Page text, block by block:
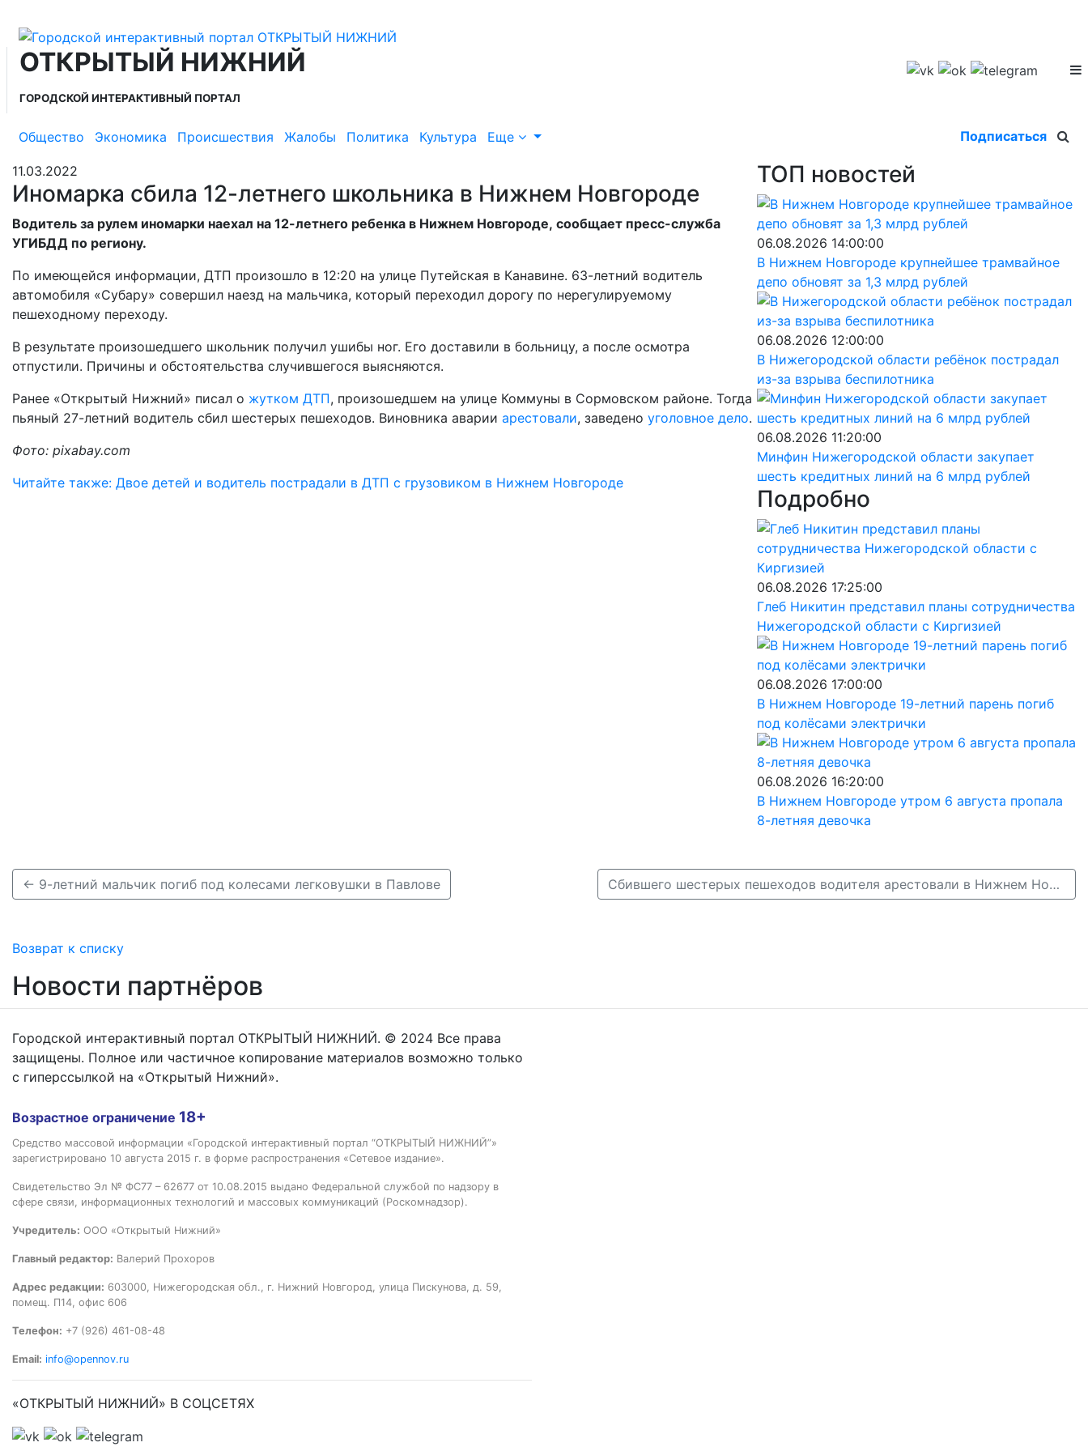
ОТКРЫТЫЙ НИЖНИЙ
ГОРОДСКОЙ ИНТЕРАКТИВНЫЙ ПОРТАЛ
Общество Экономика Происшествия Жалобы Политика Культура Еще Подписаться
11.03.2022
Иномарка сбила 12-летнего школьника в Нижнем Новгороде
Водитель за рулем иномарки наехал на 12-летнего ребенка в Нижнем Новгороде, сообщает пресс-служба
УГИБДД по региону.
По имеющейся информации, ДТП произошло в 12:20 на улице Путейская в Канавине. 63-летний водитель
автомобиля «Субару» совершил наезд на мальчика, который переходил дорогу по нерегулируемому
пешеходному переходу.
В результате произошедшего школьник получил ушибы ног. Его доставили в больницу, а после осмотра
отпустили. Причины и обстоятельства случившегося выясняются.
Ранее «Открытый Нижний» писал о жутком ДТП, произошедшем на улице Коммуны в Сормовском районе. Тогда
пьяный 27-летний водитель сбил шестерых пешеходов. Виновника аварии арестовали, заведено уголовное дело.
Фото: pixabay.com
Читайте также: Двое детей и водитель пострадали в ДТП с грузовиком в Нижнем Новгороде
ТОП новостей
06.08.2026 14:00:00
В Нижнем Новгороде крупнейшее трамвайное
депо обновят за 1,3 млрд рублей
06.08.2026 12:00:00
В Нижегородской области ребёнок пострадал
из-за взрыва беспилотника
06.08.2026 11:20:00
Минфин Нижегородской области закупает
шесть кредитных линий на 6 млрд рублей
Подробно
06.08.2026 17:25:00
Глеб Никитин представил планы сотрудничества
Нижегородской области с Киргизией
06.08.2026 17:00:00
В Нижнем Новгороде 19-летний парень погиб
под колёсами электрички
06.08.2026 16:20:00
В Нижнем Новгороде утром 6 августа пропала
8-летняя девочка
← 9-летний мальчик погиб под колесами легковушки в Павлове Сбившего шестерых пешеходов водителя арестовали в Нижнем Новгороде →
Возврат к списку
Новости партнёров
Городской интерактивный портал ОТКРЫТЫЙ НИЖНИЙ. © 2024 Все права
защищены. Полное или частичное копирование материалов возможно только
с гиперссылкой на «Открытый Нижний».
Возрастное ограничение 18+
Средство массовой информации «Городской интерактивный портал “ОТКРЫТЫЙ НИЖНИЙ”»
зарегистрировано 10 августа 2015 г. в форме распространения «Сетевое издание».
Свидетельство Эл № ФС77 – 62677 от 10.08.2015 выдано Федеральной службой по надзору в
сфере связи, информационных технологий и массовых коммуникаций (Роскомнадзор).
Учредитель: ООО «Открытый Нижний»
Главный редактор: Валерий Прохоров
Адрес редакции: 603000, Нижегородская обл., г. Нижний Новгород, улица Пискунова, д. 59,
помещ. П14, офис 606
Телефон: +7 (926) 461-08-48
Email: info@opennov.ru
«ОТКРЫТЫЙ НИЖНИЙ» В СОЦСЕТЯХ